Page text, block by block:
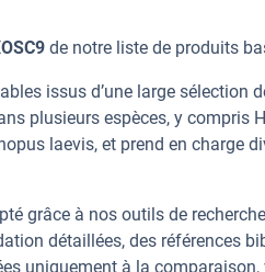
de notre liste de produits
issus d’une large
plusieurs espèces, y compris
laevis, et prend en charge
grâce à nos outils de
détaillées, des références
uniquement à la